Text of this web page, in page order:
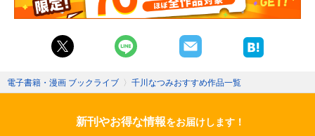
電子書籍・漫画 ブックライブ 〉 千川なつみおすすめ作品一覧
新刊やお得な情報をお届けします！